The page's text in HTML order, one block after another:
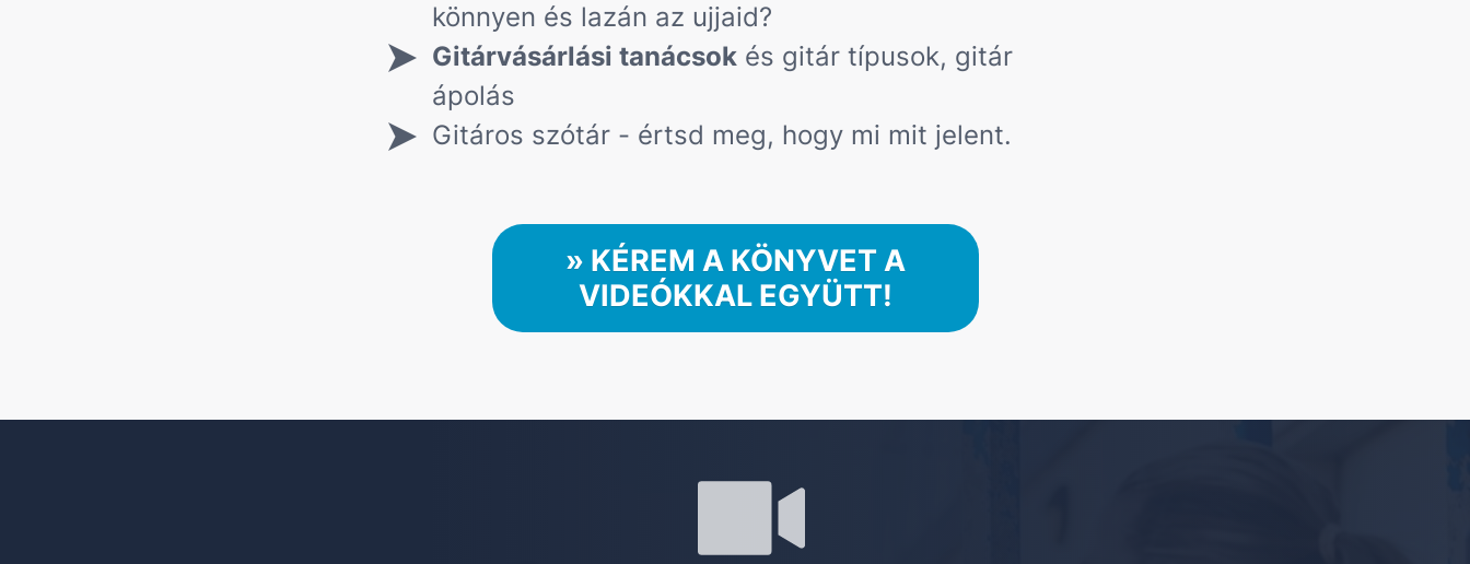
könnyen és lazán az ujjaid?
Gitárvásárlási tanácsokés gitár típusok, gitár
ápolás
Gitáros szótár - értsd meg, hogy mi mit jelent.
» KÉREM A KÖNYVET A
VIDEÓKKAL EGYÜTT!